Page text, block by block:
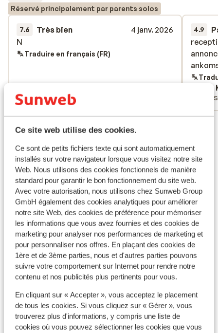
Ce site web utilise des cookies.
Ce sont de petits fichiers texte qui sont automatiquement
installés sur votre navigateur lorsque vous visitez notre site
Web. Nous utilisons des cookies fonctionnels de manière
standard pour garantir le bon fonctionnement du site web.
Avec votre autorisation, nous utilisons chez Sunweb Group
GmbH également des cookies analytiques pour améliorer
notre site Web, des cookies de préférence pour mémoriser
les informations que vous avez fournies et des cookies de
marketing pour analyser nos performances de marketing et
pour personnaliser nos offres. En plaçant des cookies de
1ère et de 3ème parties, nous et d'autres parties pouvons
suivre votre comportement sur Internet pour rendre notre
contenu et nos publicités plus pertinents pour vous.
En cliquant sur « Accepter », vous acceptez le placement
de tous les cookies. Si vous cliquez sur « Gérer », vous
trouverez plus d'informations, y compris une liste de
cookies où vous pouvez sélectionner les cookies que vous
Réservé principalement par parents solos
7.6 Très bien
4 janv. 2026
N
N
Traduire en français (FR)
Parents solos
4.9
Kim
Amis
Forfait remontées mécaniques
Cours de ski
Matériel de ski
Autres hébergements - Le Grand
Massif
Hôtel MGM Les Suites d'Alexane
Hôtel MGM Alhena